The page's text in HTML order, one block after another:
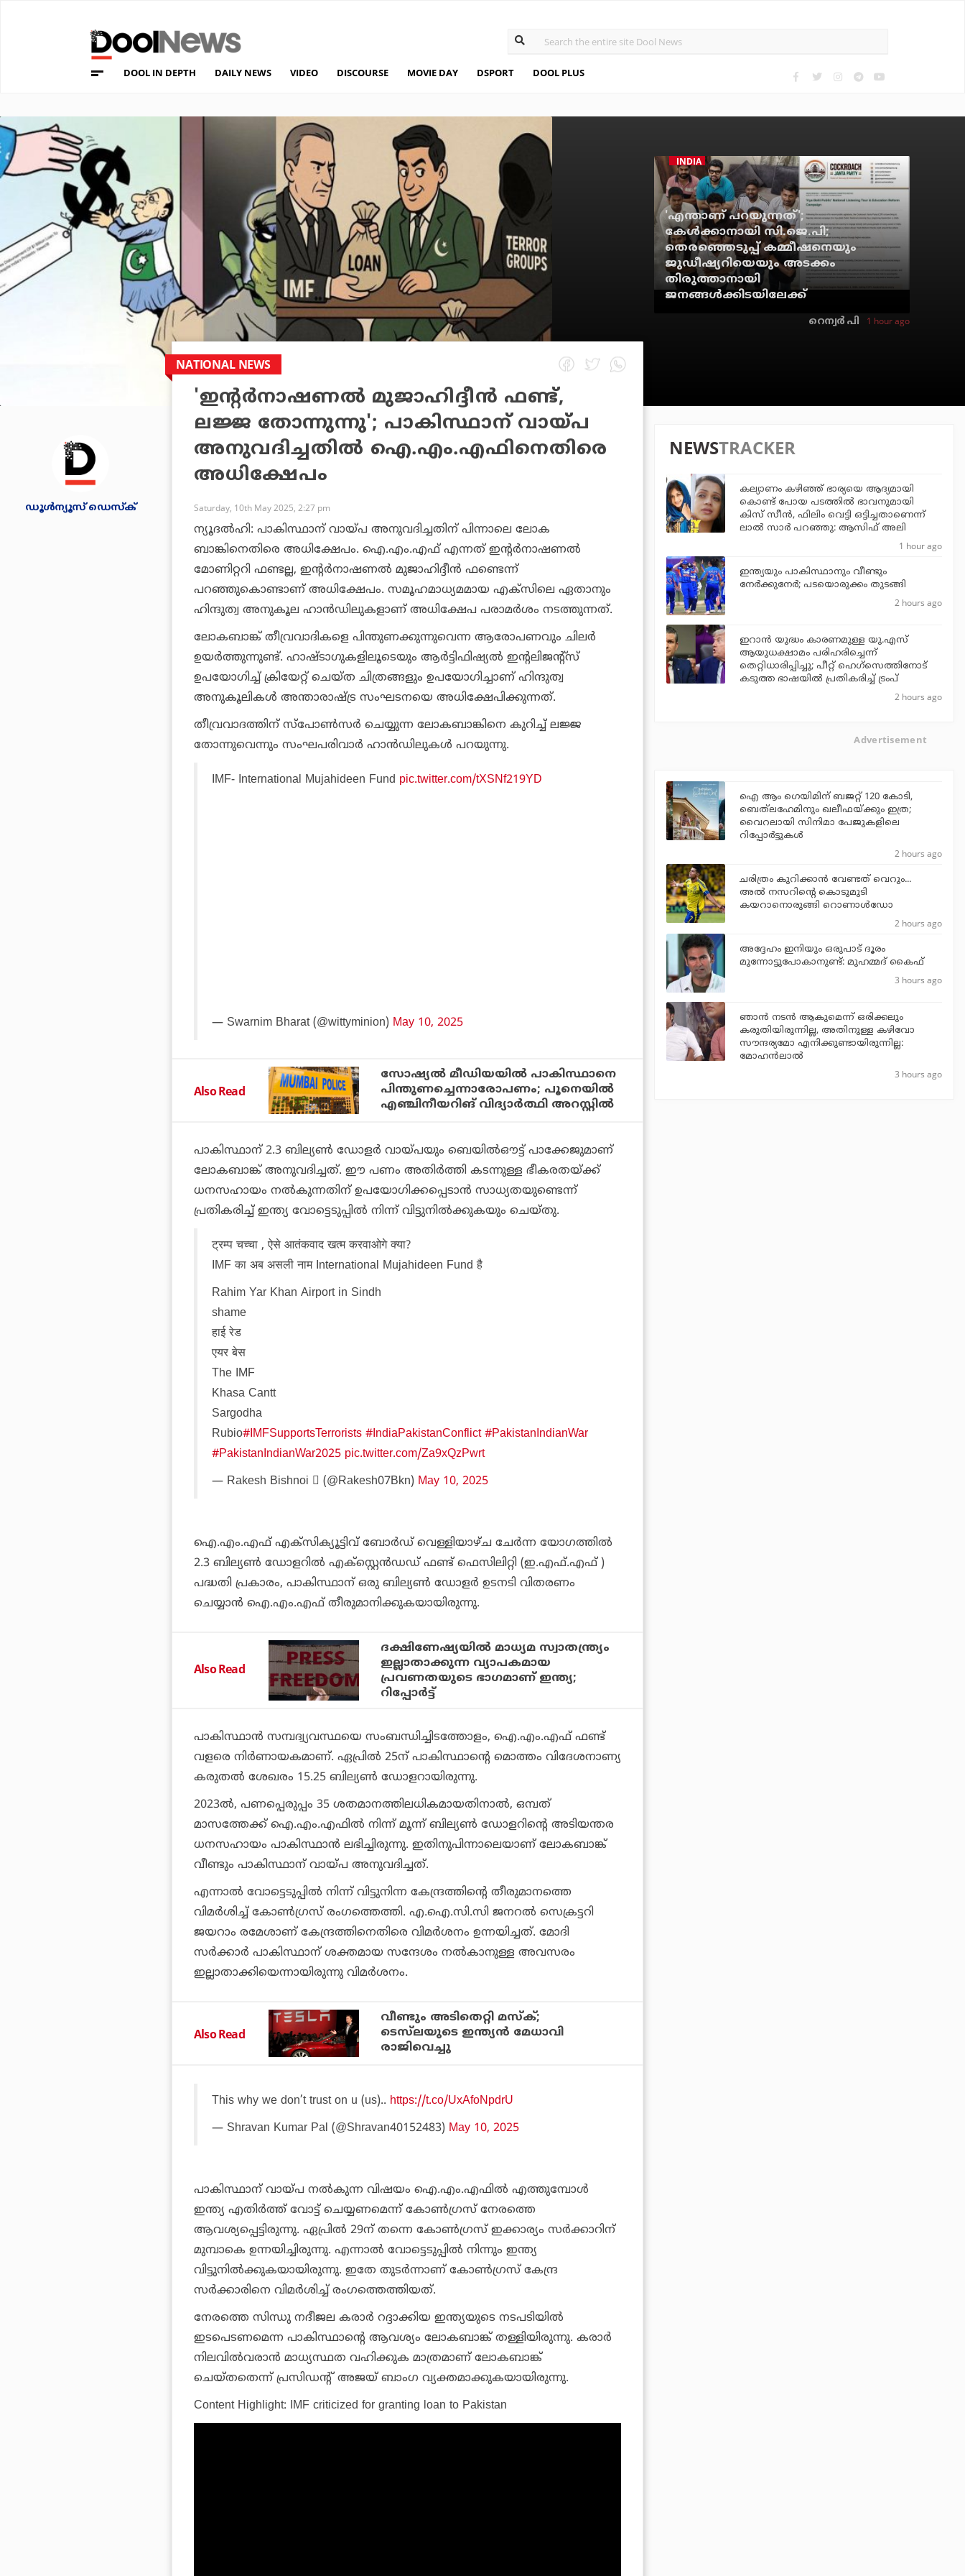
DOOL IN DEPTH DAILY NEWS VIDEO DISCOURSE MOVIE DAY DSPORT DOOL PLUS
INDIA
'എന്താണ് പറയുന്നത്';
കേള്‍ക്കാനായി സി.ജെ.പി;
തെരഞ്ഞെടുപ്പ് കമ്മീഷനെയും
ജുഡീഷ്യറിയെയും അടക്കം
തിരുത്താനായി
ജനങ്ങള്‍ക്കിടയിലേക്ക്
റെന്വര്‍ പി 1 hour ago
ഡൂള്‍ന്യൂസ് ഡെസ്‌ക്
NATIONAL NEWS
'ഇന്റര്‍നാഷണല്‍ മുജാഹിദ്ദീന്‍ ഫണ്ട്,
ലജ്ജ തോന്നുന്നു'; പാകിസ്ഥാന് വായ്പ
അനുവദിച്ചതില്‍ ഐ.എം.എഫിനെതിരെ
അധിക്ഷേപം
Saturday, 10th May 2025, 2:27 pm
ന്യൂദല്‍ഹി: പാകിസ്ഥാന് വായ്പ അനുവദിച്ചതിന് പിന്നാലെ ലോക
ബാങ്കിനെതിരെ അധിക്ഷേപം. ഐ.എം.എഫ് എന്നത് ഇന്റര്‍നാഷണല്‍
മോണിറ്ററി ഫണ്ടല്ല, ഇന്റര്‍നാഷണല്‍ മുജാഹിദ്ദീന്‍ ഫണ്ടെന്ന്
പറഞ്ഞുകൊണ്ടാണ് അധിക്ഷേപം. സമൂഹമാധ്യമമായ എക്സിലെ ഏതാനും
ഹിന്ദുത്വ അനുകൂല ഹാന്‍ഡിലുകളാണ് അധിക്ഷേപ പരാമര്‍ശം നടത്തുന്നത്.
ലോകബാങ്ക് തീവ്രവാദികളെ പിന്തുണക്കുന്നുവെന്ന ആരോപണവും ചിലര്‍
ഉയര്‍ത്തുന്നുണ്ട്. ഹാഷ്ടാഗുകളിലൂടെയും ആര്‍ട്ടിഫിഷ്യല്‍ ഇന്റലിജന്റ്സ്
ഉപയോഗിച്ച് ക്രിയേറ്റ് ചെയ്ത ചിത്രങ്ങളും ഉപയോഗിച്ചാണ് ഹിന്ദുത്വ
അനുകൂലികള്‍ അന്താരാഷ്ട്ര സംഘടനയെ അധിക്ഷേപിക്കുന്നത്.
തീവ്രവാദത്തിന് സ്‌പോണ്‍സര്‍ ചെയ്യുന്ന ലോകബാങ്കിനെ കുറിച്ച് ലജ്ജ
തോന്നുവെന്നും സംഘപരിവാര്‍ ഹാന്‍ഡിലുകള്‍ പറയുന്നു.
IMF- International Mujahideen Fund pic.twitter.com/tXSNf219YD
— Swarnim Bharat (@wittyminion) May 10, 2025
Also Read
സോഷ്യൽ മീഡിയയിൽ പാകിസ്ഥാനെ
പിന്തുണച്ചെന്നാരോപണം; പൂനെയിൽ
എഞ്ചിനീയറിങ് വിദ്യാർത്ഥി അറസ്റ്റിൽ
പാകിസ്ഥാന് 2.3 ബില്യണ്‍ ഡോളര്‍ വായ്പയും ബെയില്‍ഔട്ട് പാക്കേജുമാണ്
ലോകബാങ്ക് അനുവദിച്ചത്. ഈ പണം അതിര്‍ത്തി കടന്നുള്ള ഭീകരതയ്ക്ക്
ധനസഹായം നല്‍കുന്നതിന് ഉപയോഗിക്കപ്പെടാന്‍ സാധ്യതയുണ്ടെന്ന്
പ്രതികരിച്ച് ഇന്ത്യ വോട്ടെടുപ്പില്‍ നിന്ന് വിട്ടുനില്‍ക്കുകയും ചെയ്തു.
ट्रम्प चच्चा , ऐसे आतंकवाद खत्म करवाओगे क्या?
IMF का अब असली नाम International Mujahideen Fund है
Rahim Yar Khan Airport in Sindh
shame
हाई रेड
एयर बेस
The IMF
Khasa Cantt
Sargodha
Rubio#IMFSupportsTerrorists #IndiaPakistanConflict #PakistanIndianWar
#PakistanIndianWar2025 pic.twitter.com/Za9xQzPwrt
— Rakesh Bishnoi  (@Rakesh07Bkn) May 10, 2025
ഐ.എം.എഫ് എക്‌സിക്യൂട്ടിവ് ബോര്‍ഡ് വെള്ളിയാഴ്ച ചേര്‍ന്ന യോഗത്തില്‍
2.3 ബില്യണ്‍ ഡോളറില്‍ എക്‌സ്റ്റെന്‍ഡഡ് ഫണ്ട് ഫെസിലിറ്റി (ഇ.എഫ്.എഫ് )
പദ്ധതി പ്രകാരം, പാകിസ്ഥാന് ഒരു ബില്യണ്‍ ഡോളര്‍ ഉടനടി വിതരണം
ചെയ്യാന്‍ ഐ.എം.എഫ് തീരുമാനിക്കുകയായിരുന്നു.
Also Read
ദക്ഷിണേഷ്യയിൽ മാധ്യമ സ്വാതന്ത്ര്യം
ഇല്ലാതാക്കുന്ന വ്യാപകമായ
പ്രവണതയുടെ ഭാഗമാണ് ഇന്ത്യ;
റിപ്പോർട്ട്
പാകിസ്ഥാന്‍ സമ്പദ്വ്യവസ്ഥയെ സംബന്ധിച്ചിടത്തോളം, ഐ.എം.എഫ് ഫണ്ട്
വളരെ നിര്‍ണായകമാണ്. ഏപ്രില്‍ 25ന് പാകിസ്ഥാന്റെ മൊത്തം വിദേശനാണ്യ
കരുതല്‍ ശേഖരം 15.25 ബില്യണ്‍ ഡോളറായിരുന്നു.
2023ല്‍, പണപ്പെരുപ്പം 35 ശതമാനത്തിലധികമായതിനാല്‍, ഒമ്പത്
മാസത്തേക്ക് ഐ.എം.എഫില്‍ നിന്ന് മൂന്ന് ബില്യണ്‍ ഡോളറിന്റെ അടിയന്തര
ധനസഹായം പാകിസ്ഥാന്‍ ലഭിച്ചിരുന്നു. ഇതിനുപിന്നാലെയാണ് ലോകബാങ്ക്
വീണ്ടും പാകിസ്ഥാന് വായ്പ അനുവദിച്ചത്.
എന്നാല്‍ വോട്ടെടുപ്പില്‍ നിന്ന് വിട്ടുനിന്ന കേന്ദ്രത്തിന്റെ തീരുമാനത്തെ
വിമര്‍ശിച്ച് കോണ്‍ഗ്രസ് രംഗത്തെത്തി. എ.ഐ.സി.സി ജനറല്‍ സെക്രട്ടറി
ജയറാം രമേശാണ് കേന്ദ്രത്തിനെതിരെ വിമര്‍ശനം ഉന്നയിച്ചത്. മോദി
സര്‍ക്കാര്‍ പാകിസ്ഥാന് ശക്തമായ സന്ദേശം നല്‍കാനുള്ള അവസരം
ഇല്ലാതാക്കിയെന്നായിരുന്നു വിമര്‍ശനം.
Also Read
വീണ്ടും അടിതെറ്റി മസ്‌ക്;
ടെസ്‌ലയുടെ ഇന്ത്യന്‍ മേധാവി
രാജിവെച്ചു
This why we don’t trust on u (us).. https://t.co/UxAfoNpdrU
— Shravan Kumar Pal (@Shravan40152483) May 10, 2025
പാകിസ്ഥാന് വായ്പ നല്‍കുന്ന വിഷയം ഐ.എം.എഫില്‍ എത്തുമ്പോള്‍
ഇന്ത്യ എതിര്‍ത്ത് വോട്ട് ചെയ്യണമെന്ന് കോണ്‍ഗ്രസ് നേരത്തെ
ആവശ്യപ്പെട്ടിരുന്നു. ഏപ്രില്‍ 29ന് തന്നെ കോണ്‍ഗ്രസ് ഇക്കാര്യം സര്‍ക്കാറിന്
മുമ്പാകെ ഉന്നയിച്ചിരുന്നു. എന്നാല്‍ വോട്ടെടുപ്പില്‍ നിന്നും ഇന്ത്യ
വിട്ടുനില്‍ക്കുകയായിരുന്നു. ഇതേ തുടര്‍ന്നാണ് കോണ്‍ഗ്രസ് കേന്ദ്ര
സര്‍ക്കാരിനെ വിമര്‍ശിച്ച് രംഗത്തെത്തിയത്.
നേരത്തെ സിന്ധു നദീജല കരാര്‍ റദ്ദാക്കിയ ഇന്ത്യയുടെ നടപടിയില്‍
ഇടപെടണമെന്ന പാകിസ്ഥാന്റെ ആവശ്യം ലോകബാങ്ക് തള്ളിയിരുന്നു. കരാര്‍
നിലവില്‍വരാന്‍ മാധ്യസ്ഥത വഹിക്കുക മാത്രമാണ് ലോകബാങ്ക്
ചെയ്തതെന്ന് പ്രസിഡന്റ് അജയ് ബാംഗ വ്യക്തമാക്കുകയായിരുന്നു.
Content Highlight: IMF criticized for granting loan to Pakistan
NEWSTRACKER
കല്യാണം കഴിഞ്ഞ് ഭാര്യയെ ആദ്യമായി
കൊണ്ട് പോയ പടത്തില്‍ ഭാവനുമായി
കിസ് സീന്‍, ഫിലിം വെട്ടി ഒട്ടിച്ചതാണെന്ന്
ലാല്‍ സാര്‍ പറഞ്ഞു: ആസിഫ് അലി
1 hour ago
ഇന്ത്യയും പാകിസ്ഥാനും വീണ്ടും
നേര്‍ക്കുനേര്‍; പടയൊരുക്കം തുടങ്ങി
2 hours ago
ഇറാന്‍ യുദ്ധം കാരണമുള്ള യു.എസ്
ആയുധക്ഷാമം പരിഹരിച്ചെന്ന്
തെറ്റിധാരിപ്പിച്ചു; പീറ്റ് ഹെഗ്‌സെത്തിനോട്
കടുത്ത ഭാഷയില്‍ പ്രതികരിച്ച് ട്രംപ്
2 hours ago
Advertisement
ഐ ആം ഗെയിമിന് ബജറ്റ് 120 കോടി,
ബെത്‌ലഹേമിനും ഖലീഫയ്ക്കും ഇത്ര;
വൈറലായി സിനിമാ പേജുകളിലെ
റിപ്പോര്‍ട്ടുകള്‍
2 hours ago
ചരിത്രം കുറിക്കാന്‍ വേണ്ടത് വെറും...
അല്‍ നസറിന്റെ കൊടുമുടി
കയറാനൊരുങ്ങി റൊണാള്‍ഡോ
2 hours ago
അദ്ദേഹം ഇനിയും ഒരുപാട് ദൂരം
മുന്നോട്ടുപോകാനുണ്ട്: മുഹമ്മദ് കൈഫ്
3 hours ago
ഞാൻ നടൻ ആകുമെന്ന് ഒരിക്കലും
കരുതിയിരുന്നില്ല, അതിനുള്ള കഴിവോ
സൗന്ദര്യമോ എനിക്കുണ്ടായിരുന്നില്ല:
മോഹൻലാൽ
3 hours ago